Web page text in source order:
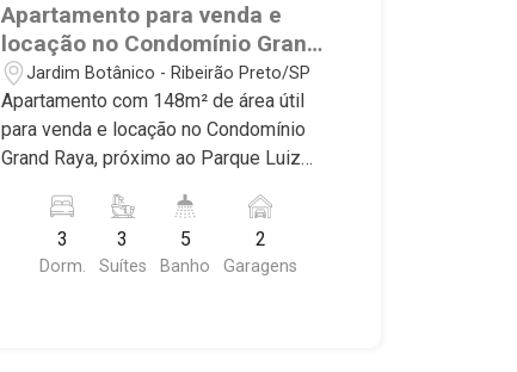
Apartamento para venda e
locação no Condomínio Grand
Raya, próximo ao Parque Luiz
Carlos Raya - Ribeirão
Preto/SP.
Jardim Botânico - Ribeirão Preto/SP
Apartamento com 148m² de área útil
para venda e locação no Condomínio
Grand Raya, próximo ao Parque Luiz
Ribeirão Preto/SP. Conheça as
características deste imóvel que a
Martinelli Imobiliária selecionou para
3
Dorm.
3
Suítes
5
Banho
2
Garagens